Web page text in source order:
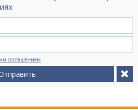
соглашением